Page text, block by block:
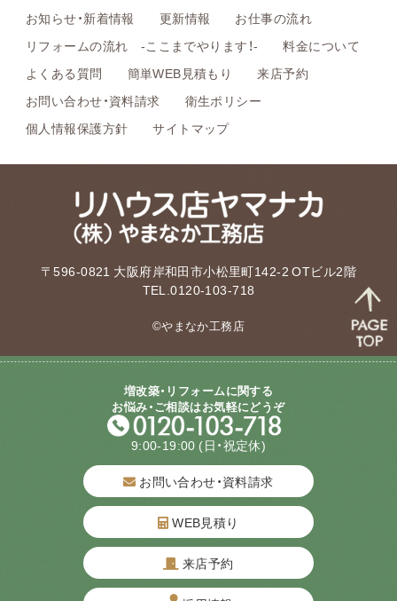
お知らせ・新着情報
更新情報
お仕事の流れ
リフォームの流れ -ここまでやります！-
料金について
よくある質問
簡単WEB見積もり
来店予約
お問い合わせ・資料請求
衛生ポリシー
個人情報保護方針
サイトマップ
〒596-0821 大阪府岸和田市小松里町142-2 OTビル2階
TEL.0120-103-718
©やまなか工務店
増改築・リフォームに関する
お悩み・ご相談はお気軽にどうぞ
9:00-19:00 (日・祝定休)
お問い合わせ・資料請求
WEB見積り
来店予約